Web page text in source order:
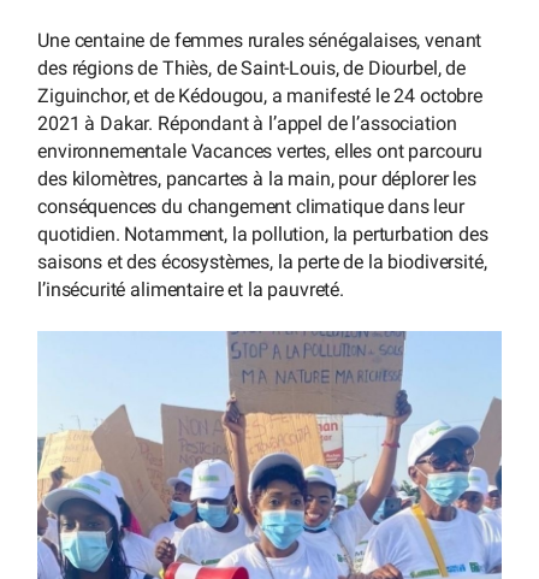
Une centaine de femmes rurales sénégalaises, venant
des régions de Thiès, de Saint-Louis, de Diourbel, de
Ziguinchor, et de Kédougou, a manifesté le 24 octobre
2021 à Dakar. Répondant à l’appel de l’association
environnementale Vacances vertes, elles ont parcouru
des kilomètres, pancartes à la main, pour déplorer les
conséquences du changement climatique dans leur
quotidien. Notamment, la pollution, la perturbation des
saisons et des écosystèmes, la perte de la biodiversité,
l’insécurité alimentaire et la pauvreté.